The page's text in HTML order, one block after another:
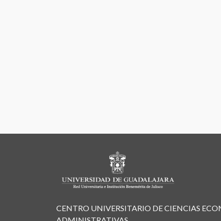
CENTRO UNIVERSITARIO DE CIENCIAS